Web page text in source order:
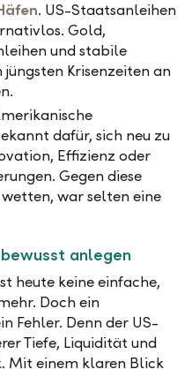
. US-Staatsanleihen
Gold,
und stabile
Krisenzeiten an
dafür, sich neu zu
Effizienz oder
Gegen diese
war selten eine
anlegen
heute keine einfache,
Doch ein
Fehler. Denn der US-
Tiefe, Liquidität und
Mit einem klaren Blick